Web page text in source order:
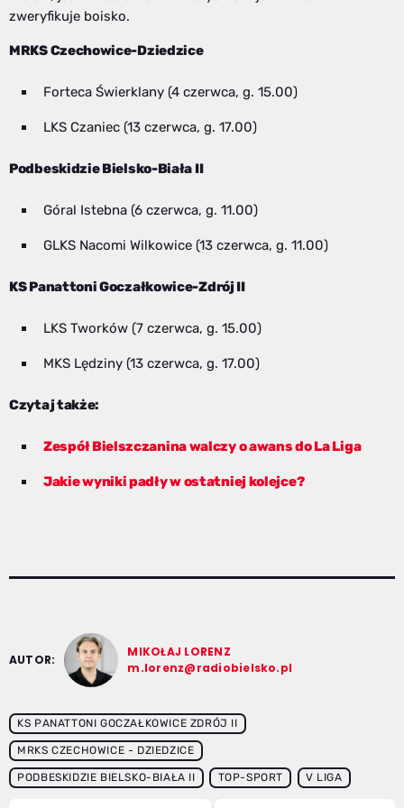
zweryfikuje boisko.
MRKS Czechowice-Dziedzice
Forteca Świerklany (4 czerwca, g. 15.00)
LKS Czaniec (13 czerwca, g. 17.00)
Podbeskidzie Bielsko-Biała II
Góral Istebna (6 czerwca, g. 11.00)
GLKS Nacomi Wilkowice (13 czerwca, g. 11.00)
KS Panattoni Goczałkowice-Zdrój II
LKS Tworków (7 czerwca, g. 15.00)
MKS Lędziny (13 czerwca, g. 17.00)
Czytaj także:
Zespół Bielszczanina walczy o awans do La Liga
Jakie wyniki padły w ostatniej kolejce?
AUTOR:
MIKOŁAJ LORENZ
m.lorenz@radiobielsko.pl
KS PANATTONI GOCZAŁKOWICE ZDRÓJ II
MRKS CZECHOWICE - DZIEDZICE
PODBESKIDZIE BIELSKO-BIAŁA II TOP-SPORT V LIGA